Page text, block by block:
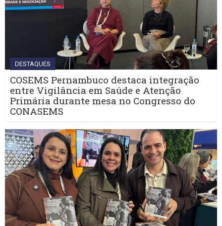
DESTAQUES
COSEMS Pernambuco destaca integração
entre Vigilância em Saúde e Atenção
Primária durante mesa no Congresso do
CONASEMS